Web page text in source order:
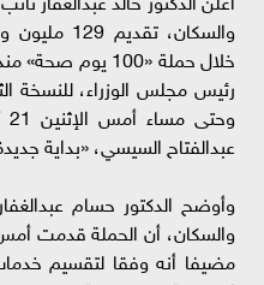
خلال حملة «100
عبدالفتاح السيسي، «بداية
وأوضح الدكتور حسام
مضيفا أنه وفقا لتقسيم